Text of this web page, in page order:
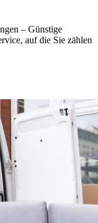
– Günstige
auf die Sie zählen